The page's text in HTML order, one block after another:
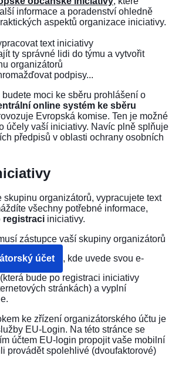
informace a poradenství ohledně
aspektů organizace iniciativy.
text iniciativy
ty správné lidi do týmu a vytvořit
organizátorů
podpisy...
moci ke sběru prohlášení o
online systém ke sběru
Evropská komise. Ten je možné
účely vaší iniciativy. Navíc plně splňuje
předpisů v oblasti ochrany osobních
skupinu organizátorů, vypracujete text
všechny potřebné informace,
registraci iniciativy.
zástupce vaší skupiny organizátorů
účet
, kde uvede svou e-
bude po registraci iniciativy
stránkách) a vyplní
ke zřízení organizátorského účtu je
EU-Login. Na této stránce se
účtem EU-login propojit vaše mobilní
provádět spolehlivé (dvoufaktorové)